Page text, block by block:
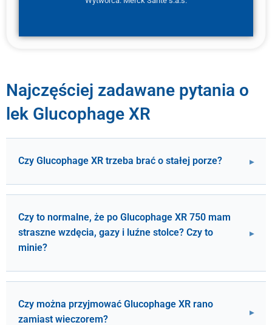
Najczęściej zadawane pytania o
lek Glucophage XR
Czy Glucophage XR trzeba brać o stałej porze?
Czy to normalne, że po Glucophage XR 750 mam
straszne wzdęcia, gazy i luźne stolce? Czy to
minie?
Czy można przyjmować Glucophage XR rano
zamiast wieczorem?